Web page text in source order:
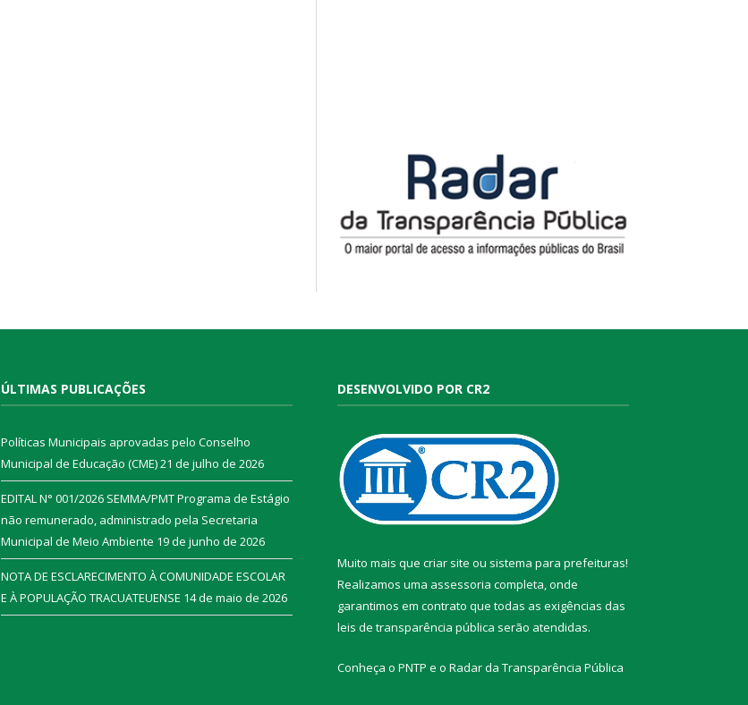
ÚLTIMAS PUBLICAÇÕES
Políticas Municipais aprovadas pelo Conselho
Municipal de Educação (CME)21 de julho de 2026
EDITAL N° 001/2026 SEMMA/PMT Programa de Estágio
não remunerado, administrado pela Secretaria
Municipal de Meio Ambiente 19 de junho de 2026
NOTA DE ESCLARECIMENTO À COMUNIDADE ESCOLAR
E À POPULAÇÃO TRACUATEUENSE 14 de maio de 2026
DESENVOLVIDO POR CR2
Muito mais que criar site ou sistema para prefeituras!
Realizamos uma assessoria completa, onde
garantimos em contrato que todas as exigências das
leis de transparência pública serão atendidas.
Conheça o PNTP e o Radar da Transparência Pública